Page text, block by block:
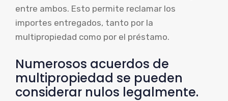
entre ambos. Esto permite reclamar los
importes entregados, tanto por la
multipropiedad como por el préstamo.
Numerosos acuerdos de
multipropiedad se pueden
considerar nulos legalmente.